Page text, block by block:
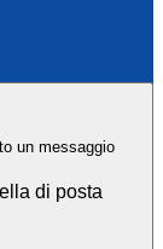
un messaggio
di posta